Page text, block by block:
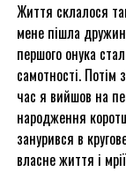
Життя склалося
мене пішла
першого онука
самотності. Потім
час я вийшов на
народження
занурився в
власне життя і